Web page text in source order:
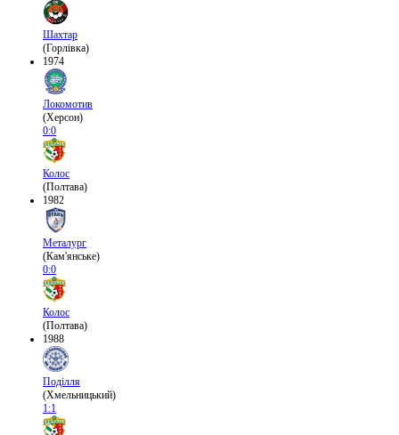
Шахтар
(Горлівка)
1974
Локомотив
(Херсон)
0:0
Колос
(Полтава)
1982
Металург
(Кам'янське)
0:0
Колос
(Полтава)
1988
Поділля
(Хмельницький)
1:1